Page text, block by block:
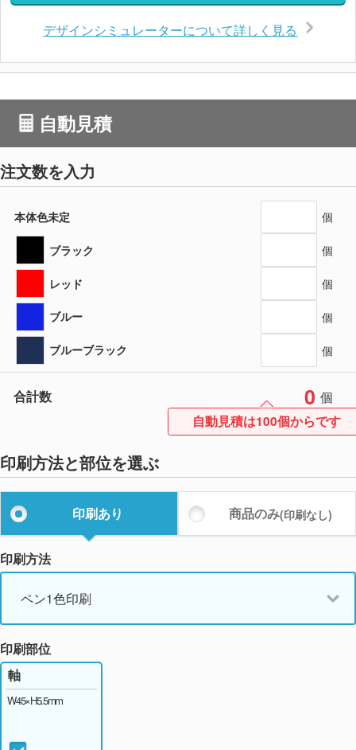
デザインシミュレーターについて詳しく見る
自動見積
注文数を入力
本体色未定 個
ブラック 個
レッド 個
ブルー 個
ブルーブラック 個
合計数 0 個
自動見積は100個からです
印刷方法と部位を選ぶ
印刷あり 商品のみ(印刷なし)
印刷方法
ペン1色印刷
印刷部位
軸
W45×H5.5mm